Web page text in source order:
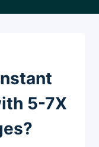
5-7X